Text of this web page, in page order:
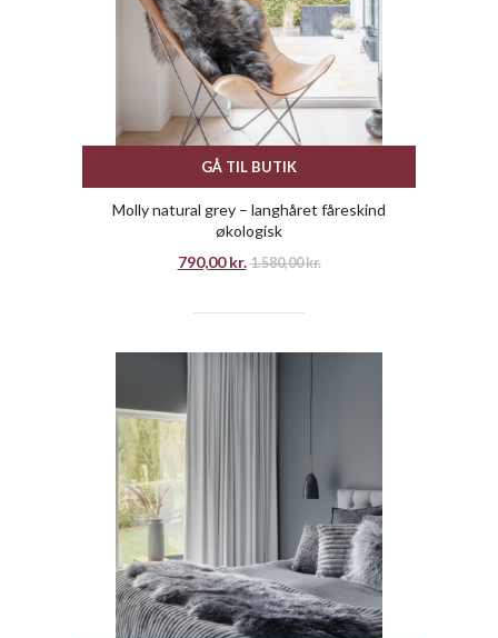
GÅ TIL BUTIK
Molly natural grey – langhåret fåreskind
økologisk
790,00kr. 1.580,00kr.